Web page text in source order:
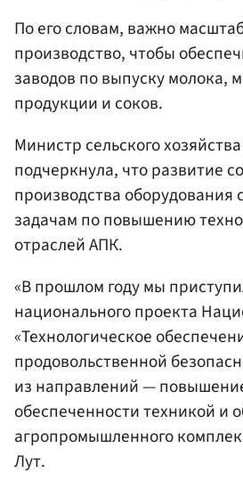
По его словам, важно
производство, чтобы
заводов по выпуску молока,
продукции и соков.
Министр сельского
подчеркнула, что развитие
производства оборудования
задачам по повышению
отраслей АПК.
«В прошлом году мы
национального проекта
«Технологическое
продовольственной
из направлений —
обеспеченности техникой и
агропромышленного
Лут.